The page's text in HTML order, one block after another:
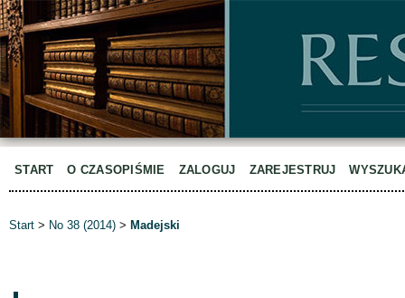
START O CZASOPIŚMIE ZALOGUJ ZAREJESTRUJ
Start > No 38 (2014) > Madejski